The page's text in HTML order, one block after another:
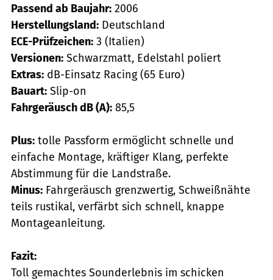
Passend ab Baujahr: 2006
Herstellungsland: Deutschland
ECE-Prüfzeichen: 3 (Italien)
Versionen: Schwarzmatt, Edelstahl poliert
Extras: dB-Einsatz Racing (65 Euro)
Bauart: Slip-on
Fahrgeräusch dB (A): 85,5
Plus: tolle Passform ermöglicht schnelle und
einfache Montage, kräftiger Klang, perfekte
Abstimmung für die Landstraße.
Minus: Fahrgeräusch grenzwertig, Schweißnähte
teils rustikal, verfärbt sich schnell, knappe
Montageanleitung.
Fazit:
Toll gemachtes Sounderlebnis im schicken